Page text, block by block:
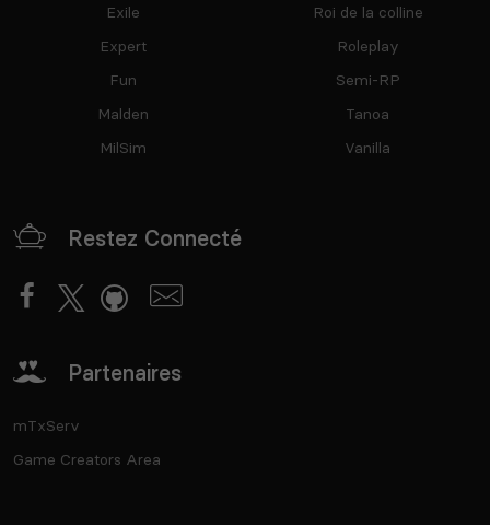
Exile
Expert
Fun
Malden
MilSim
Roi de la colline
Roleplay
Semi-RP
Tanoa
Vanilla
Restez Connecté
Partenaires
mTxServ
Game Creators Area